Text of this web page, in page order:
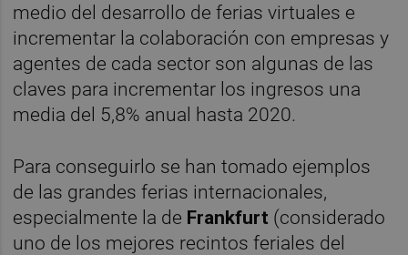
medio del desarrollo de ferias virtuales e
incrementar la colaboración con empresas y
agentes de cada sector son algunas de las
claves para incrementar los ingresos una
media del 5,8% anual hasta 2020.
Para conseguirlo se han tomado ejemplos
de las grandes ferias internacionales,
especialmente la de Frankfurt (considerado
uno de los mejores recintos feriales del